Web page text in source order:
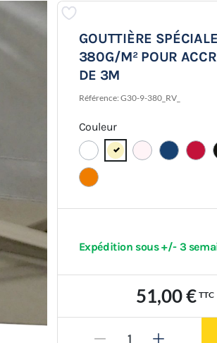
GOUTTIÈRE
380G/M² POUR
DE 3M
Référence: G30-9-380_RV_
Couleur
Expédition sous +/- 3
51,00 € TTC
- +